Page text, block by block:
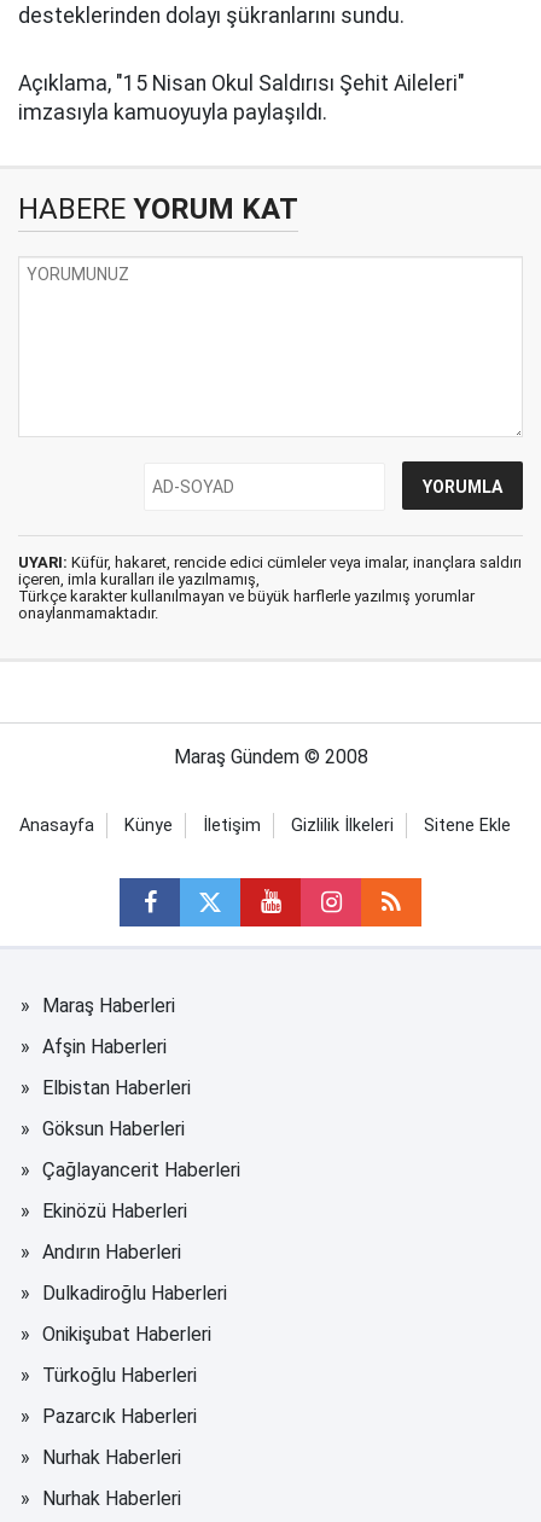
desteklerinden dolayı şükranlarını sundu.
Açıklama, "15 Nisan Okul Saldırısı Şehit Aileleri"
imzasıyla kamuoyuyla paylaşıldı.
HABERE YORUM KAT
UYARI: Küfür, hakaret, rencide edici cümleler veya imalar, inançlara saldırı
içeren, imla kuralları ile yazılmamış,
Türkçe karakter kullanılmayan ve büyük harflerle yazılmış yorumlar
onaylanmamaktadır.
Maraş Gündem © 2008
Anasayfa Künye İletişim Gizlilik İlkeleri Sitene Ekle
Maraş Haberleri
Afşin Haberleri
Elbistan Haberleri
Göksun Haberleri
Çağlayancerit Haberleri
Ekinözü Haberleri
Andırın Haberleri
Dulkadiroğlu Haberleri
Onikişubat Haberleri
Türkoğlu Haberleri
Pazarcık Haberleri
Nurhak Haberleri
Nurhak Haberleri